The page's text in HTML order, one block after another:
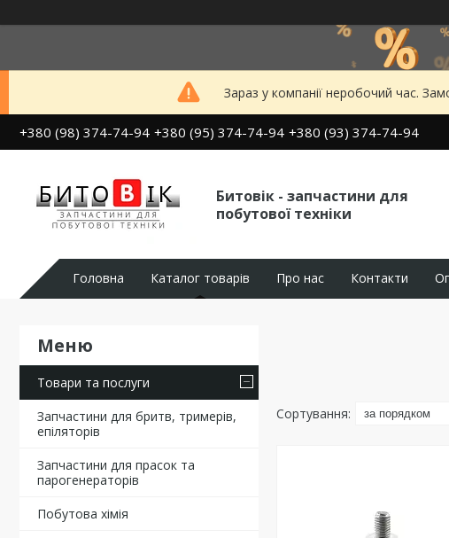
Зараз у компанії неробочий час.
+380 (98) 374-74-94 +380 (95) 374-74-94 +380 (93) 374-74-94
Битовік - запчастини для
побутової техніки
Головна Каталог товарів Про нас Контакти
Товари та послуги
Запчастини для бритв, тримерів,
епіляторів
Запчастини для прасок та
парогенераторів
Побутова хімія